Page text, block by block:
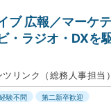
ブ 広報／マーケ
・ラジオ・DXを
リンク（総務人事担当）
験不問 第二新卒歓迎